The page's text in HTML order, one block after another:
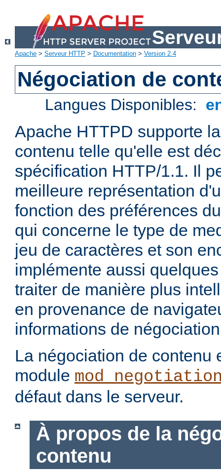
Apache > Serveur HTTP > Documentation > Version 2.4
Négociation de
Langues Disponibles:
Apache HTTPD supporte
contenu telle qu'elle est
spécification HTTP/1.1. Il
meilleure représentation
fonction des préférences
qui concerne le type de
jeu de caractères et son
implémente aussi
traiter de manière plus
en provenance de
informations de
La négociation de contenu
module
défaut dans le serveur.
À propos de la
contenu